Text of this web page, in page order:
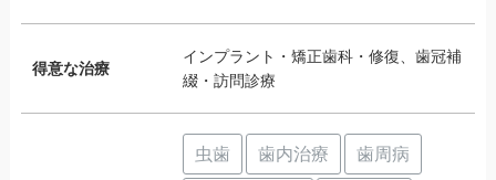
得意な治療
インプラント・矯正歯科・修復、歯冠補
綴・訪問診療
虫歯 歯内治療 歯周病